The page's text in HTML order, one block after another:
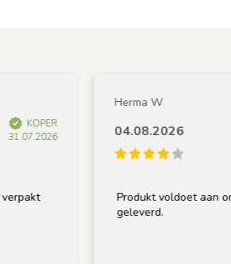
04.08.2026
Produkt voldoet aan